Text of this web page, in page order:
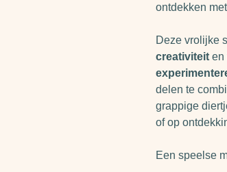
ontdekken
Deze vrolijke
creativiteit en
delen te
grappige
of op
Een speelse